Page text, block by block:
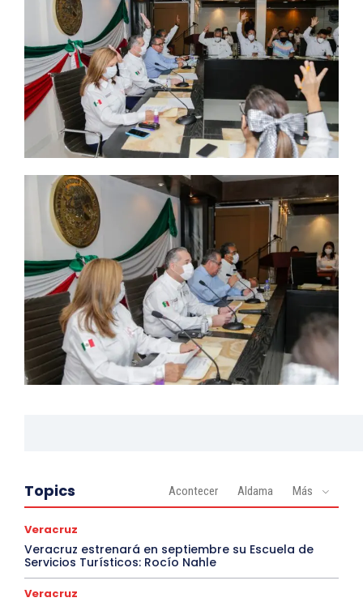
Topics Acontecer Aldama Más
Veracruz
Veracruz estrenará en septiembre su Escuela de
Servicios Turísticos: Rocío Nahle
Veracruz